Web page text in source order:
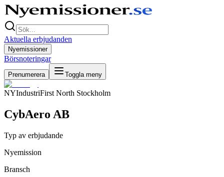
Aktuella erbjudanden
Nyemissioner
Börsnoteringar
Prenumerera Toggla meny
NYIndustriFirst North Stockholm
CybAero AB
Typ av erbjudande
Nyemission
Bransch